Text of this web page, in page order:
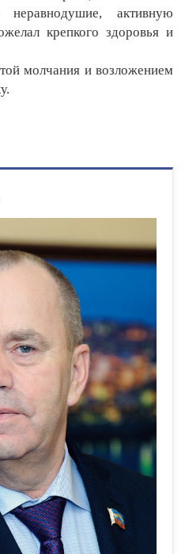
активную
крепкого здоровья и
молчания и возложением